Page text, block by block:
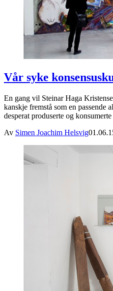
Vår syke
En gang vil Steinar Haga
kanskje fremstå som en passende
desperat produserte og
Av Simen Joachim Helsvig